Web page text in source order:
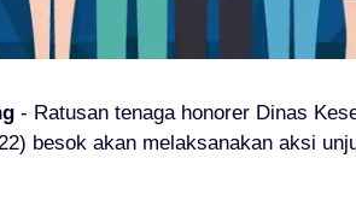
- Ratusan tenaga honorer Dinas
besok akan melaksanakan aksi